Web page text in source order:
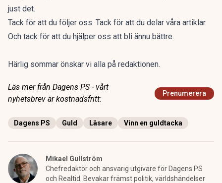
just det.
Tack för att du följer oss. Tack för att du delar våra artiklar.
Och tack för att du hjälper oss att bli ännu bättre.
Härlig sommar önskar vi alla på redaktionen.
Läs mer från Dagens PS - vårt
nyhetsbrev är kostnadsfritt:
Prenumerera
Dagens PS Guld Läsare Vinn en guldtacka
Mikael Gullström
Chefredaktör och ansvarig utgivare för Dagens PS
och Realtid. Bevakar främst politik, världshändelser